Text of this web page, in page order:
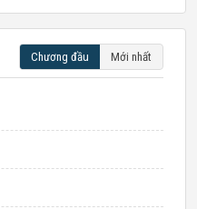
Chương đầu Mới nhất